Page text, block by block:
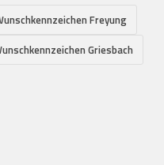
Freyung
Griesbach